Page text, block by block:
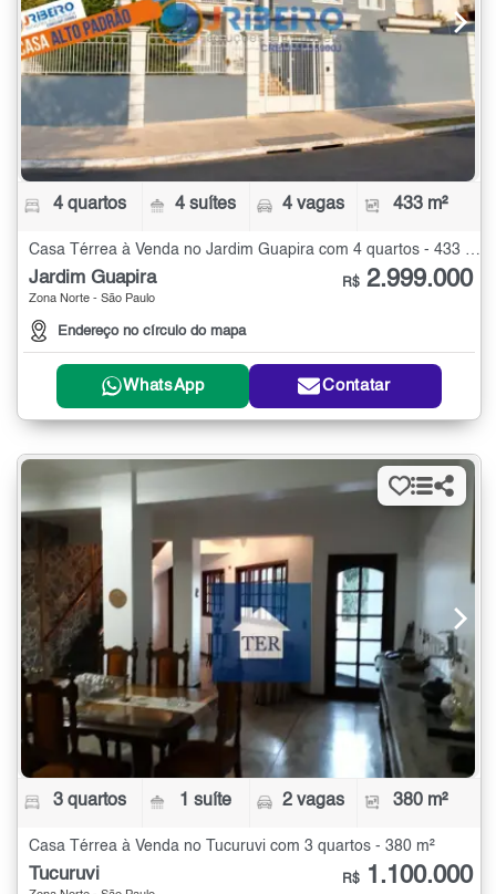
4 quartos 4 suítes 4 vagas 433 m²
Jardim Guapira
Zona Norte - São Paulo
Endereço no círculo do mapa
R$ 2.999.000
WhatsApp Contatar
3 quartos 1 suíte 2 vagas 380 m²
Casa Térrea à Venda no Tucuruvi com 3 quartos - 380 m²
Tucuruvi R$ 1.100.000